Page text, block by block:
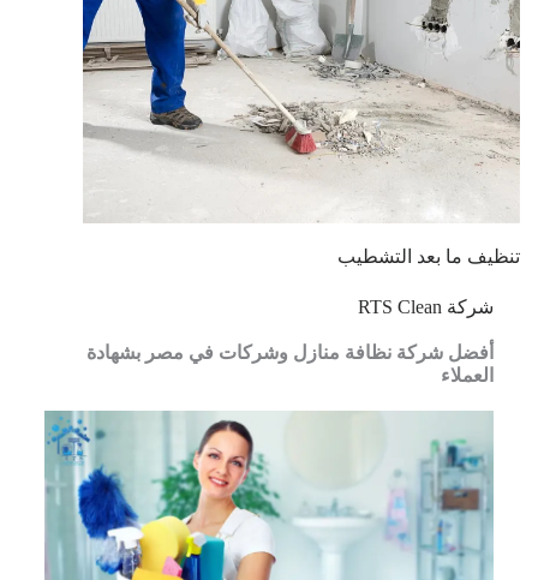
تنظيف ما بعد التشطيب
شركة RTS Clean
أفضل شركة نظافة منازل وشركات في مصر بشهادة
العملاء